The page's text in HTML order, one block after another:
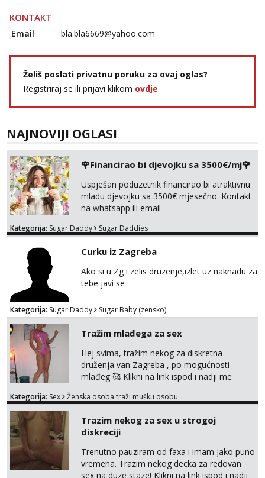
KONTAKT
Email bla.bla6669@yahoo.com
Želiš poslati privatnu poruku za ovaj oglas?
Registriraj se ili prijavi klikom ovdje
NAJNOVIJI OGLASI
🌹Financirao bi djevojku sa 3500€/mj🌹
Uspješan poduzetnik financirao bi atraktivnu
mladu djevojku sa 3500€ mjesečno. Kontakt
na whatsapp ili email
Kategorija: Sugar Daddy Sugar Daddies
Curku iz Zagreba
Ako si u Zg i zelis druzenje,izlet uz naknadu za
tebe javi se
Kategorija: Sugar Daddy Sugar Baby (zensko)
Tražim mlađega za sex
Hej svima, tražim nekog za diskretna
druženja van Zagreba , po mogućnosti
mlađeg 🥰 Klikni na link ispod i nadji me
Kategorija: Sex Ženska osoba traži mušku osobu
Trazim nekog za sex u strogoj
diskreciji
Trenutno pauziram od faxa i imam jako puno
vremena. Trazim nekog decka za redovan
sex na duze staze! Klikni na link ispod i nadji